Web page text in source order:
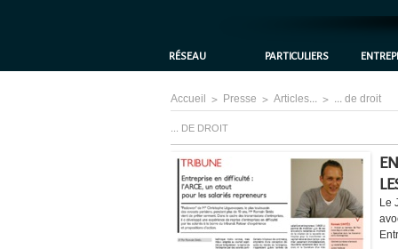
RÉSEAU PARTICULIERS
Accueil > Presse > Articles... > ... de droit
... DE DROIT
Le